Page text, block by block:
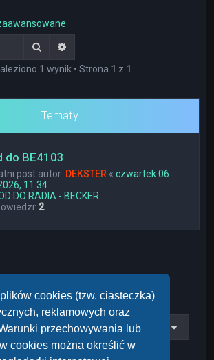
cookies (tzw. ciasteczka)
reklamowych oraz
przechowywania lub
cookies można określić w
Szukaj
1 wynik • Strona 1 z 1
Tematy
do BE4103
post autor: DEKSTER «czwartek 06
11:34
DO RADIA - BECKER
2
Przejdź do